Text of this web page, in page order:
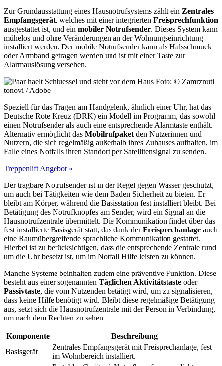
Zur Grundausstattung eines Hausnotrufsystems zählt ein Zentrales
Empfangsgerät, welches mit einer integrierten Freisprechfunktion
ausgestattet ist, und ein mobiler Notrufsender. Dieses System kann
mühelos und ohne Veränderungen an der Wohnungseinrichtung
installiert werden. Der mobile Notrufsender kann als Halsschmuck
oder Armband getragen werden und ist mit einer Taste zur
Alarmauslösung versehen.
Foto: © Zamrznuti
tonovi / Adobe
Speziell für das Tragen am Handgelenk, ähnlich einer Uhr, hat das
Deutsche Rote Kreuz (DRK) ein Modell im Programm, das sowohl
einen Notrufsender als auch eine entsprechende Alarmtaste enthält.
Alternativ ermöglicht das Mobilrufpaket den Nutzerinnen und
Nutzern, die sich regelmäßig außerhalb ihres Zuhauses aufhalten, im
Falle eines Notfalls ihren Standort per Satellitensignal zu senden.
Treppenlift Angebot »
Der tragbare Notrufsender ist in der Regel gegen Wasser geschützt,
um auch bei Tätigkeiten wie dem Baden Sicherheit zu bieten. Er
bleibt am Körper, während die Basisstation fest installiert bleibt. Bei
Betätigung des Notrufknopfes am Sender, wird ein Signal an die
Hausnotrufzentrale übermittelt. Die Kommunikation findet über das
fest installierte Basisgerät statt, das dank derFreisprechanlage auch
eine Raumübergreifende sprachliche Kommunikation gestattet.
Hierbei ist zu berücksichtigen, dass die entsprechende Zentrale rund
um die Uhr besetzt ist, um im Notfall Hilfe leisten zu können.
Manche Systeme beinhalten zudem eine präventive Funktion. Diese
besteht aus einer sogenannten Täglichen Aktivitätstaste oder
Passivtaste, die vom Nutzenden betätigt wird, um zu signalisieren,
dass keine Hilfe benötigt wird. Bleibt diese regelmäßige Betätigung
aus, setzt sich die Hausnotrufzentrale mit der Person in Verbindung,
um nach dem Rechten zu sehen.
Komponente
Beschreibung
Basisgerät
Zentrales Empfangsgerät mit Freisprechanlage, fest
im Wohnbereich installiert.